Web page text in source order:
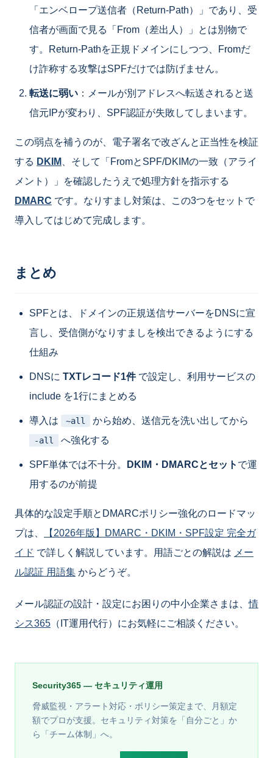
「エンベロープ送信者（Return-Path）」であり、受
信者が画面で見る「From（差出人）」とは別物で
す。Return-Pathを正規ドメインにしつつ、Fromだ
け詐称する攻撃はSPFだけでは防げません。
転送に弱い ：メールが別アドレスへ転送されると送
信元IPが変わり、SPF認証が失敗してしまいます。
この弱点を補うのが、電子署名で改ざんと正当性を検証
する DKIM
、そして「FromとSPF/DKIMの一致（アライ
メント）」を確認したうえで処理方針を指示する
DMARC です。なりすまし対策は、この3つをセットで
導入してはじめて完成します。
まとめ
SPFとは、ドメインの正規送信サーバーをDNSに宣
言し、受信側がなりすましを検出できるようにする
仕組み
DNSに TXTレコード1件で設定し、利用サービスの
include を1行にまとめる
導入は ~all から始め、送信元を洗い出してから
-all へ強化する
SPF単体では不十分。 DKIM・DMARCとセット で運
用するのが前提
具体的な設定手順とDMARCポリシー強化のロードマッ
プは、
【2026年版】DMARC・DKIM・SPF設定 完全ガ
イド で詳しく解説しています。用語ごとの解説は メー
ル認証 用語集 からどうぞ。
メール認証の設計・設定にお困りの中小企業さまは、情
シス365 （IT運用代行）にお気軽にご相談ください。
Security365 — セキュリティ運用
脅威監視・アラート対応・ポリシー策定まで、月額定
額でプロが支援。セキュリティ対策を「自分ごと」か
ら「チーム体制」へ。